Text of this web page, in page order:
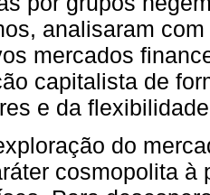
analisaram
mercados
capitalista de
e da
do
cosmopolita à